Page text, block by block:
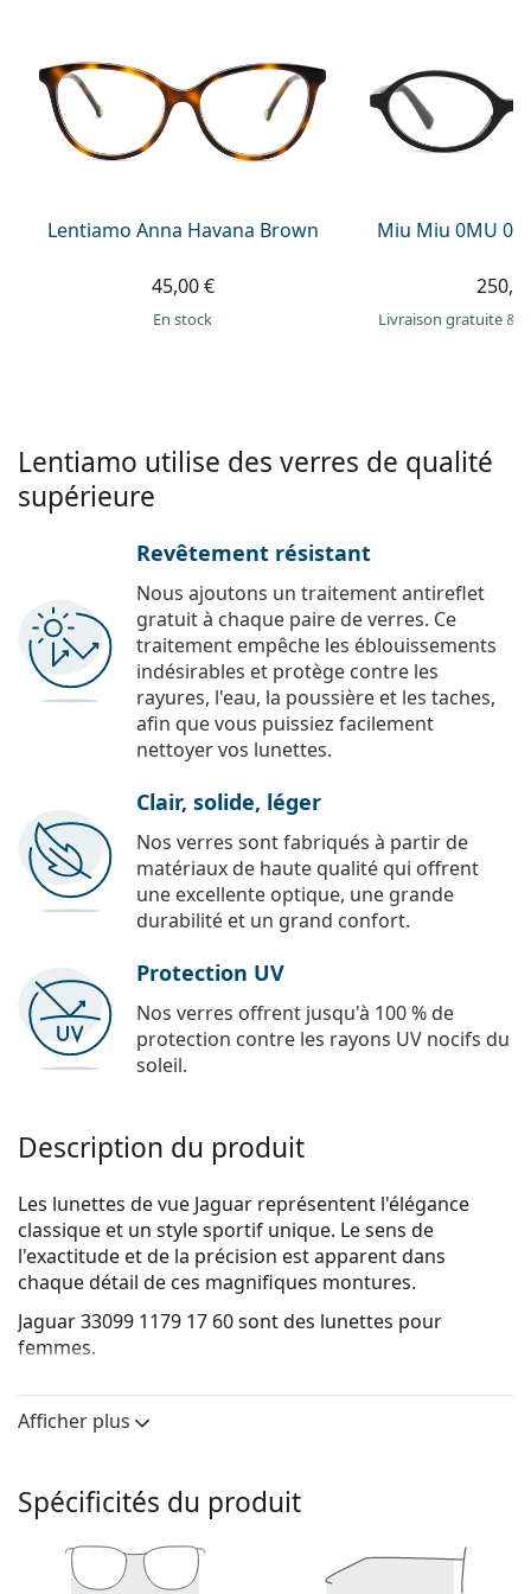
Prada
Toutes les marques
Lentiamo Anna Havana Brown
45,00 €
en stock
Miu Miu 0MU
Livraison gratuite&
Lentiamo utilise des verres de qualité
supérieure
Revêtement résistant
Nous ajoutons un traitement antireflet
gratuit à chaque paire de verres. Ce
traitement empêche les éblouissements
indésirables et protège contre les
rayures, l'eau, la poussière et les taches,
afin que vous puissiez facilement
nettoyer vos lunettes.
Clair, solide, léger
Nos verres sont fabriqués à partir de
matériaux de haute qualité qui offrent
une excellente optique, une grande
durabilité et un grand confort.
Protection UV
Nos verres offrent jusqu'à 100 % de
protection contre les rayons UV nocifs du
soleil.
Description du produit
Les lunettes de vue Jaguar représentent l'élégance
classique et un style sportif unique. Le sens de
l'exactitude et de la précision est apparent dans
chaque détail de ces magnifiques montures.
Jaguar 33099 1179 17 60sont des lunettes pour
femmes.
la fonction d'essai virtuel de Lentiamo.
La couleur brune de la monture s'accorde
parfaitement avec un teint chaud et des cheveux
châtain clair, noirs ou blonds foncés.
Les montures rectangulaires sont un choix idéal
Afficher plus
Spécificités du produit